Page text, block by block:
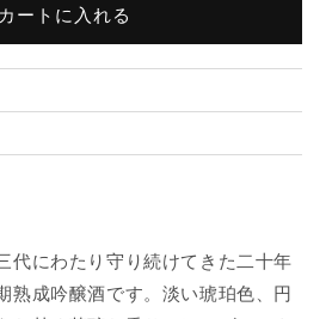
カートに入れる
代にわたり守り続けてきた二十年
熟成吟醸酒です。淡い琥珀色、円